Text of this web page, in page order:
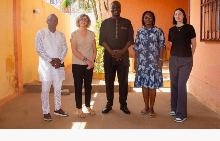
drépanocytose